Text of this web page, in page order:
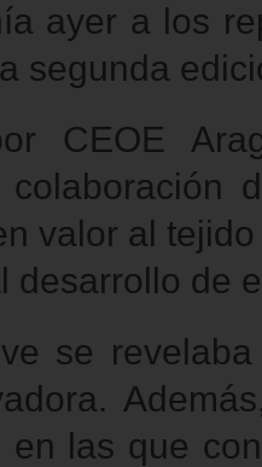
ayer a los
segunda
CEOE
valor al
desarrollo de
se
en las que